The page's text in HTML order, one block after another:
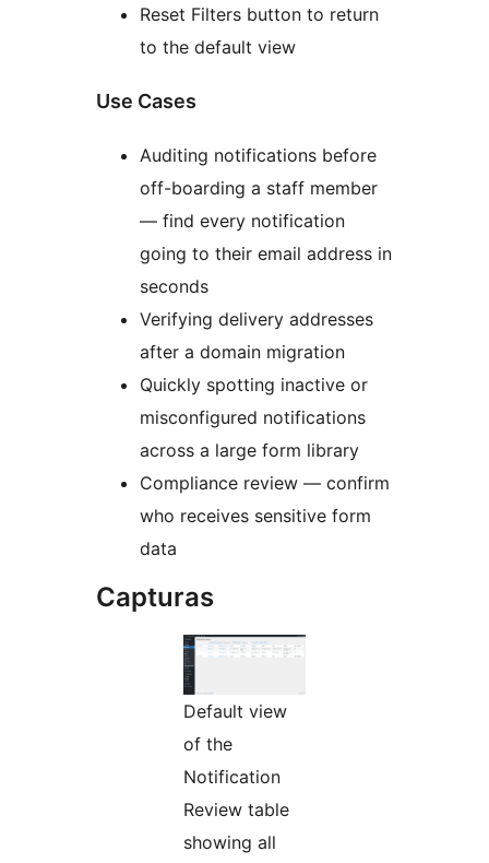
Reset Filters button to return
to the default view
Use Cases
Auditing notifications before
off-boarding a staff member
— find every notification
going to their email address in
seconds
Verifying delivery addresses
after a domain migration
Quickly spotting inactive or
misconfigured notifications
across a large form library
Compliance review — confirm
who receives sensitive form
data
Capturas
Default view
of the
Notification
Review table
showing all